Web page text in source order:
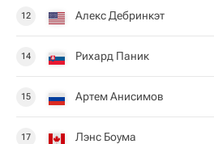
12 Алекс Дебринкэт
14 Рихард Паник
15 Артем Анисимов
17 Лэнс Боума